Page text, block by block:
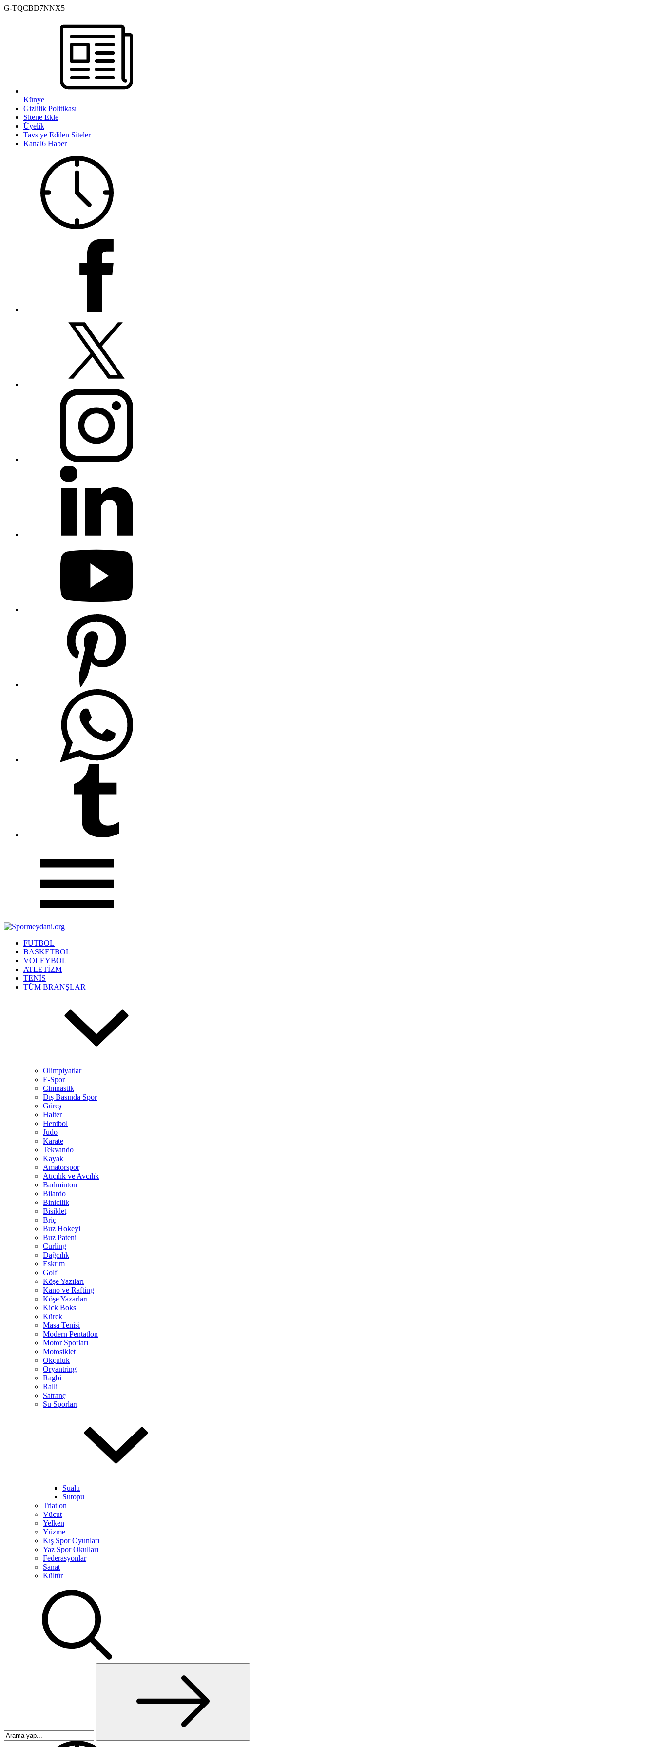
G-TQCBD7NNX5
Künye
Gizlilik Politikası
Sitene Ekle
Üyelik
Tavsiye Edilen Siteler
Kanal6 Haber
FUTBOL
BASKETBOL
VOLEYBOL
ATLETİZM
TENİS
TÜM BRANŞLAR
Olimpiyatlar
E-Spor
Cimnastik
Dış Basında Spor
Güreş
Halter
Hentbol
Judo
Karate
Tekvando
Kayak
Amatörspor
Atıcılık ve Avcılık
Badminton
Bilardo
Binicilik
Bisiklet
Briç
Buz Hokeyi
Buz Pateni
Curling
Dağcılık
Eskrim
Golf
Köşe Yazıları
Kano ve Rafting
Köşe Yazarları
Kick Boks
Kürek
Masa Tenisi
Modern Pentatlon
Motor Sporları
Motosiklet
Okçuluk
Oryantring
Ragbi
Ralli
Satranç
Su Sporları
Sualtı
Sutopu
Triatlon
Vücut
Yelken
Yüzme
Kış Spor Oyunları
Yaz Spor Okulları
Federasyonlar
Sanat
Kültür